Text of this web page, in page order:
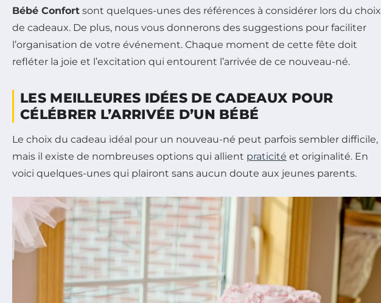
Bébé Confort sont quelques-unes des références à considérer lors du choix
de cadeaux. De plus, nous vous donnerons des suggestions pour faciliter
l’organisation de votre événement. Chaque moment de cette fête doit
refléter la joie et l’excitation qui entourent l’arrivée de ce nouveau-né.
LES MEILLEURES IDÉES DE CADEAUX POUR
CÉLÉBRER L’ARRIVÉE D’UN BÉBÉ
Le choix du cadeau idéal pour un nouveau-né peut parfois sembler difficile,
mais il existe de nombreuses options qui allient praticité et originalité. En
voici quelques-unes qui plairont sans aucun doute aux jeunes parents.